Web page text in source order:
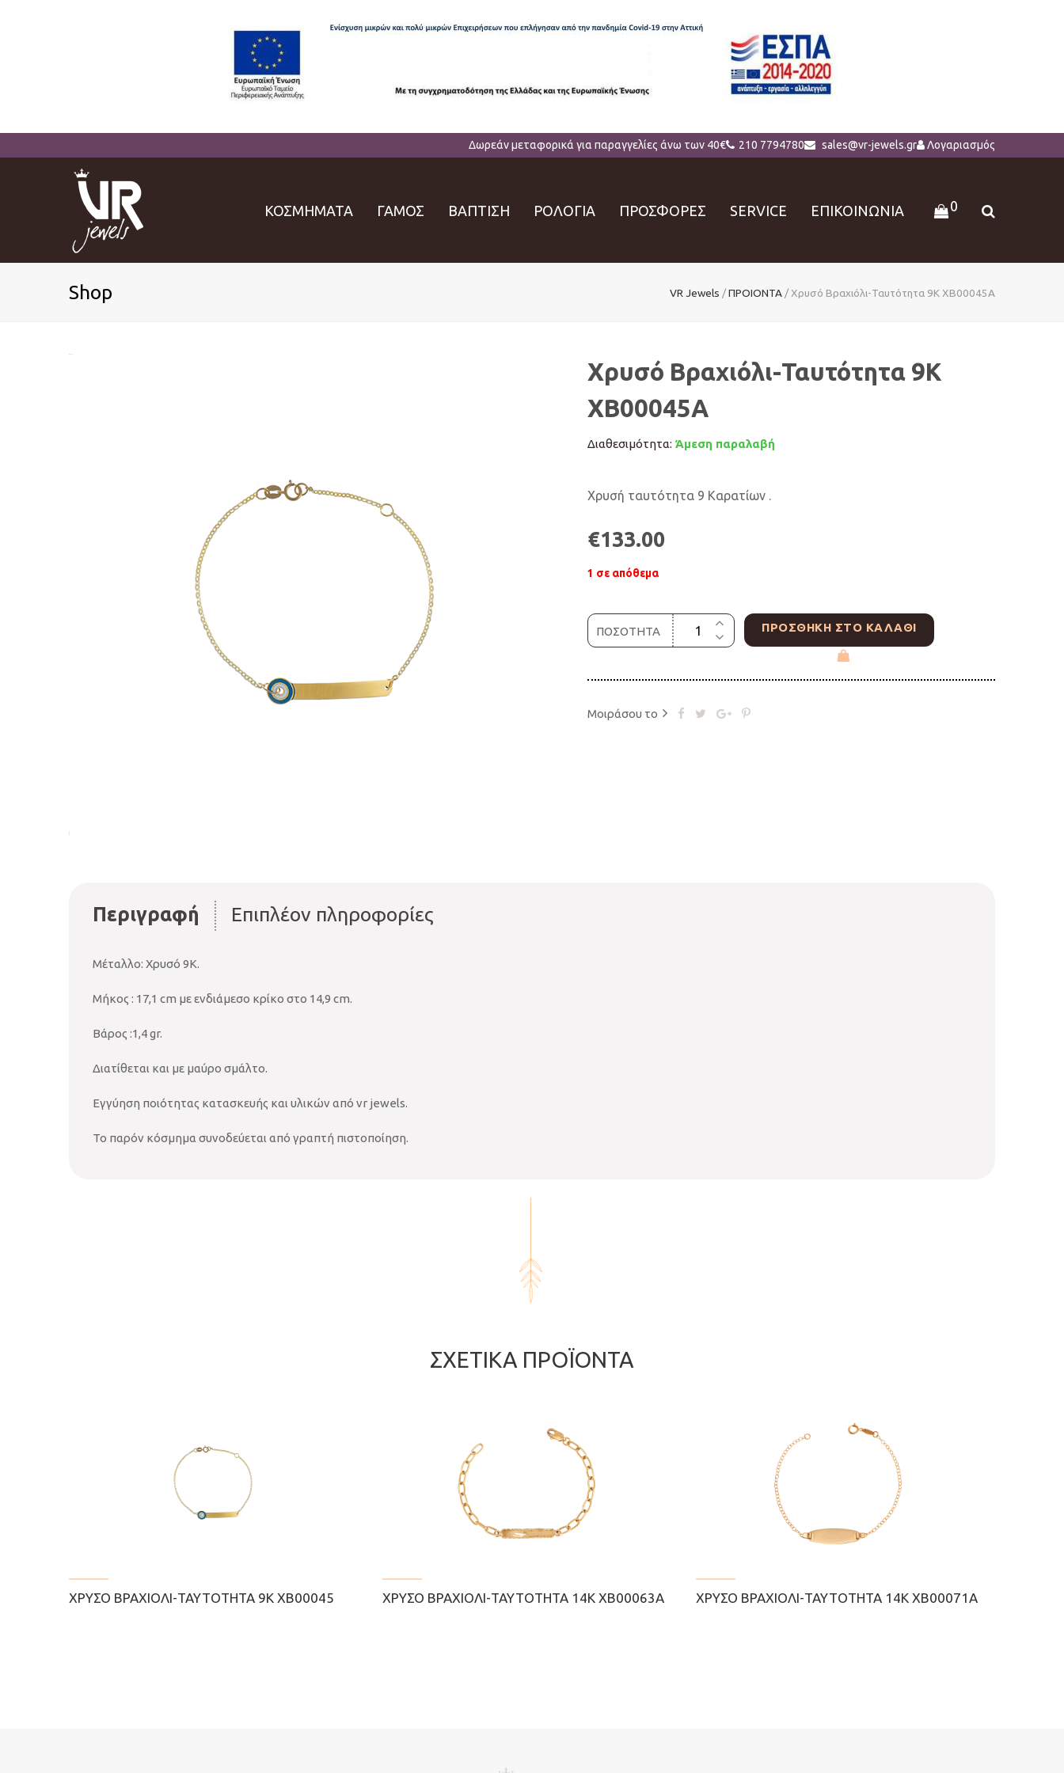
Δωρεάν μεταφορικά για παραγγελίες άνω των 40€ 210 7794780 sales@vr-jewels.gr Λογαριασμός
ΚΟΣΜΗΜΑΤΑ ΓΑΜΟΣ ΒΑΠΤΙΣΗ ΡΟΛΟΓΙΑ ΠΡΟΣΦΟΡΕΣ SERVICE ΕΠΙΚΟΙΝΩΝΙΑ 0
Shop VR Jewels /ΠΡΟΙΟΝΤΑ / Χρυσό Βραχιόλι-Ταυτότητα 9Κ ΧΒ00045A
Χρυσό Βραχιόλι-Ταυτότητα 9Κ
ΧΒ00045A
Διαθεσιμότητα: Άμεση παραλαβή
Χρυσή ταυτότητα 9 Καρατίων .
€133.00
1 σε απόθεμα
ΠΟΣΟΤΗΤΑ ΠΡΟΣΘΉΚΗ ΣΤΟ ΚΑΛΆΘΙ
Μοιράσου το
Περιγραφή Επιπλέον πληροφορίες
Μέταλλο: Χρυσό 9Κ.
Μήκος : 17,1 cm με ενδιάμεσο κρίκο στο 14,9 cm.
Βάρος :1,4 gr.
Διατίθεται και με μαύρο σμάλτο.
Εγγύηση ποιότητας κατασκευής και υλικών από vr jewels.
Το παρόν κόσμημα συνοδεύεται από γραπτή πιστοποίηση.
ΣΧΕΤΙΚΆ ΠΡΟΪΌΝΤΑ
ΧΡΥΣΌ ΒΡΑΧΙΌΛΙ-ΤΑΥΤΌΤΗΤΑ 9Κ ΧΒ00045 ΧΡΥΣΌ ΒΡΑΧΙΌΛΙ-ΤΑΥΤΌΤΗΤΑ 14Κ ΧΒ00063Α ΧΡΥΣΌ ΒΡΑΧΙΌΛΙ-ΤΑΥΤΌΤΗΤΑ 14Κ ΧΒ00071Α